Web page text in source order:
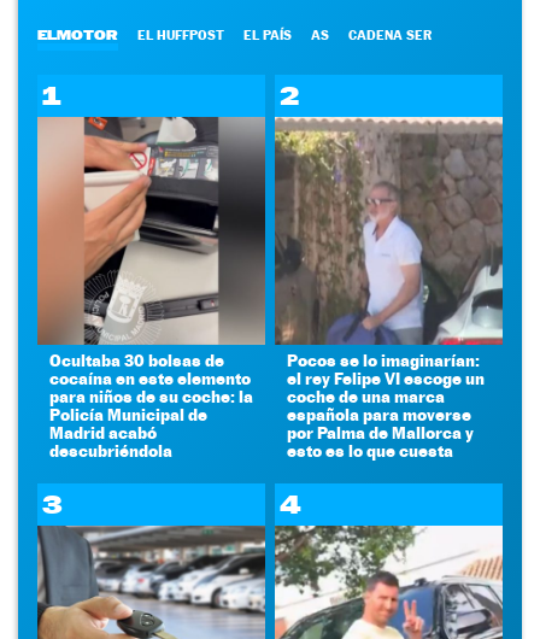
ELMOTOR EL HUFFPOST EL PAÍS AS CADENA SER
1
Ocultaba 30 bolsas de
cocaína en este elemento
para niños de su coche: la
Policía Municipal de
Madrid acabó
descubriéndola
2
Pocos se lo imaginarían:
el rey Felipe VI escoge un
coche de una marca
española para moverse
por Palma de Mallorca y
esto es lo que cuesta
3 4